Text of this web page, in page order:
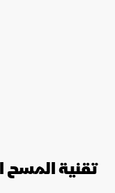
تقنية المسح